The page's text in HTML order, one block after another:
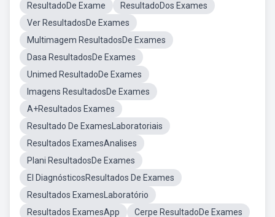
ResultadoDe Exame
ResultadoDos Exames
Ver ResultadosDe Exames
Multimagem ResultadosDe Exames
Dasa ResultadosDe Exames
Unimed ResultadoDe Exames
Imagens ResultadosDe Exames
A+Resultados Exames
Resultado De ExamesLaboratoriais
Resultados ExamesAnalises
Plani ResultadosDe Exames
El DiagnósticosResultados De Exames
Resultados ExamesLaboratório
Resultados ExamesApp
Cerpe ResultadoDe Exames